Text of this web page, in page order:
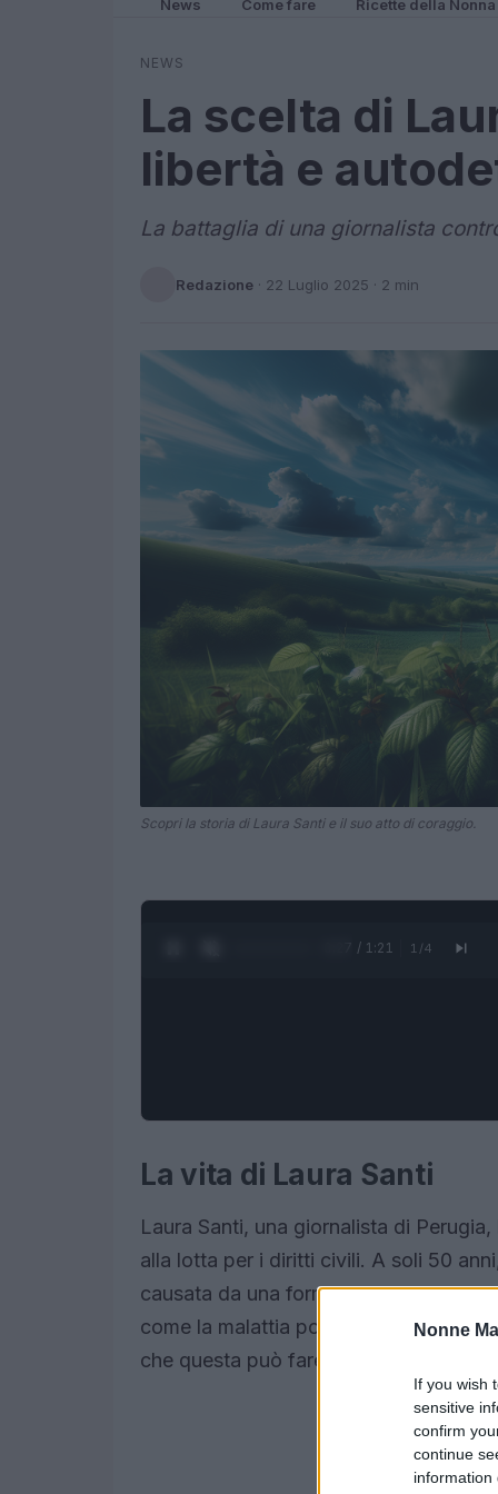
Nonne
If you wish
sensitive
confirm
continue
information
News Come fare Ricette della Nonna
NEWS
La scelta di
libertà e
La battaglia di una giornalista
Redazione · 22 Luglio 2025 · 2 min
Scopri la storia di Laura Santi e il suo atto di coraggio.
0:28 / 1:21 1 /4
La vita di Laura Santi
Laura Santi, una giornalista di
alla lotta per i diritti civili. A soli 50
causata da una forma aggressiva di
come la malattia possa influenzare
che questa può fare in un momento di